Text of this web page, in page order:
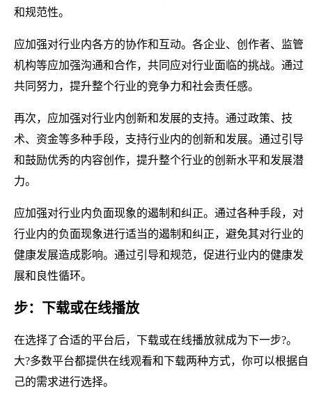
和规范性。
应加强对行业内各方的协作和互动。各企业、创作者、监管
机构等应加强沟通和合作，共同应对行业面临的挑战。通过
共同努力，提升整个行业的竞争力和社会责任感。
再次，应加强对行业内创新和发展的支持。通过政策、技
术、资金等多种手段，支持行业内的创新和发展。通过引导
和鼓励优秀的内容创作，提升整个行业的创新水平和发展潜
力。
应加强对行业内负面现象的遏制和纠正。通过各种手段，对
行业内的负面现象进行适当的遏制和纠正，避免其对行业的
健康发展造成影响。通过引导和规范，促进行业内的健康发
展和良性循环。
步：下载或在线播放
在选择了合适的平台后，下载或在线播放就成为下一步?。
大?多数平台都提供在线观看和下载两种方式，你可以根据自
己的需求进行选择。